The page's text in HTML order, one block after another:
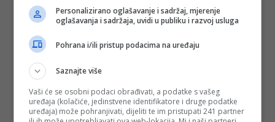
(DEPO PORTAL/dg)
PODIJELI NA
Personalizirano oglašavanje i sadržaj, mjerenje
oglašavanja i sadržaja, uvidi u publiku i razvoj usluga
Pohrana i/ili pristup podacima na uređaju
Saznajte više
Vaši će se osobni podaci obrađivati, a podatke s vašeg
uređaja (kolačiće, jedinstvene identifikatore i druge podatke
uređaja) može pohranjivati, dijeliti te im pristupati 241 partner